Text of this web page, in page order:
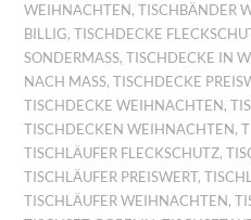
WEIHNACHTEN,TISCHBÄNDER
BILLIG,TISCHDECKE
SONDERMASS ,TISCHDECKE IN
NACH MASS ,TISCHDECKE
TISCHDECKE WEIHNACHTEN,
TISCHDECKEN WEIHNACHTEN,
TISCHLÄUFER FLECKSCHUTZ,
TISCHLÄUFER PREISWERT,
TISCHLÄUFER WEIHNACHTEN,